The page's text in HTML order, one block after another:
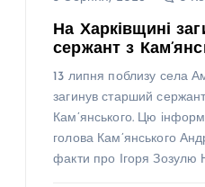
На Харківщині
сержант з
13 липня поблизу села
загинув старший
Кам’янського. Цю
голова Кам’янського
факти про Ігоря Зозулю